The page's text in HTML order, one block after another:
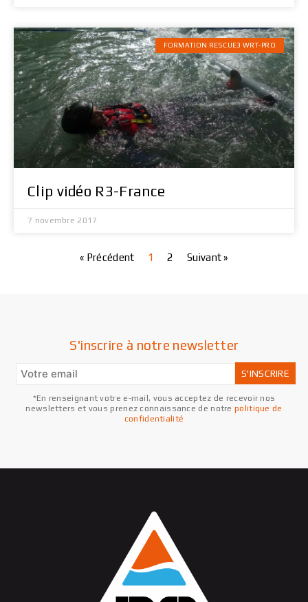
FORMATION RESCUE3 WRT-PRO
Clip vidéo R3-France
7 novembre 2017
« Précédent 1 2 Suivant »
S'inscrire à notre newsletter
*En renseignant votre e-mail, vous acceptez de recevoir nos
newsletters et vous prenez connaissance de notrepolitique de
confidentialité